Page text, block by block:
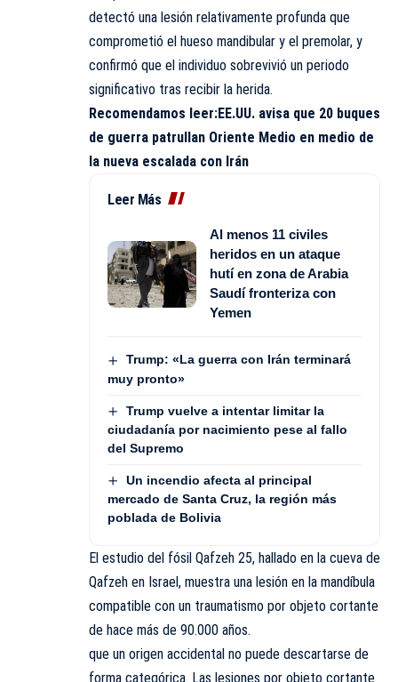
detectó una lesión relativamente profunda que
comprometió el hueso mandibular y el premolar, y
confirmó que el individuo sobrevivió un periodo
significativo tras recibir la herida.
Recomendamos leer:EE.UU. avisa que 20 buques
de guerra patrullan Oriente Medio en medio de
la nueva escalada con Irán
Leer Más
Al menos 11 civiles
heridos en un ataque
hutí en zona de Arabia
Saudí fronteriza con
Yemen
Trump: «La guerra con Irán terminará
muy pronto»
Trump vuelve a intentar limitar la
ciudadanía por nacimiento pese al fallo
del Supremo
Un incendio afecta al principal
mercado de Santa Cruz, la región más
poblada de Bolivia
El estudio del fósil Qafzeh 25, hallado en la cueva de
Qafzeh en Israel, muestra una lesión en la mandíbula
compatible con un traumatismo por objeto cortante
de hace más de 90.000 años.
que un origen accidental no puede descartarse de
forma categórica. Las lesiones por objeto cortante